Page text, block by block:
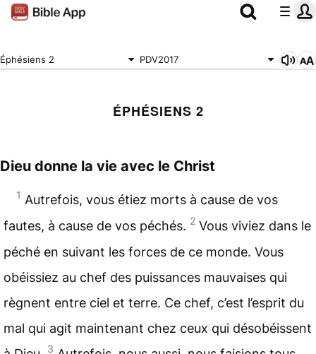
Éphésiens 2 PDV2017
ÉPHÉSIENS 2
Dieu donne la vie avec le Christ
1 Autrefois, vous étiez morts à cause de vos
fautes, à cause de vos péchés. 2 Vous viviez dans le
péché en suivant les forces de ce monde. Vous
obéissiez au chef des puissances mauvaises qui
règnent entre ciel et terre. Ce chef, c’est l’esprit du
mal qui agit maintenant chez ceux qui désobéissent
3